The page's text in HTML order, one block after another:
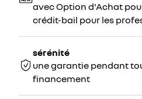
avec Option d'Achat
crédit-bail pour les
sérénité
une garantie pendant
financement